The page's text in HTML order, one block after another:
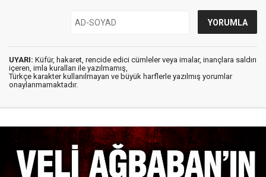
UYARI: Küfür, hakaret, rencide edici cümleler veya imalar, inançlara saldırı
içeren, imla kuralları ile yazılmamış,
Türkçe karakter kullanılmayan ve büyük harflerle yazılmış yorumlar
onaylanmamaktadır.